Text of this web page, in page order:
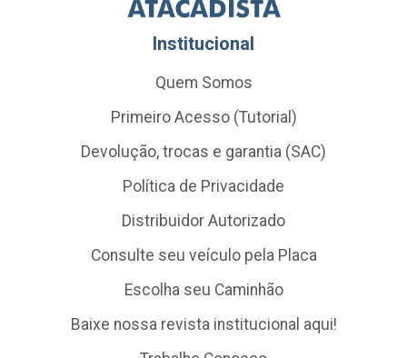
Institucional
Quem Somos
Primeiro Acesso (Tutorial)
Devolução, trocas e garantia (SAC)
Política de Privacidade
Distribuidor Autorizado
Consulte seu veículo pela Placa
Escolha seu Caminhão
Baixe nossa revista institucional aqui!